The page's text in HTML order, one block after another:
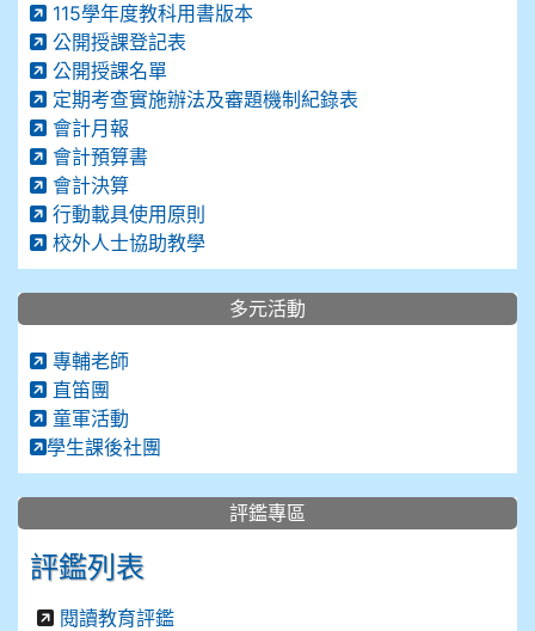
115學年度教科用書版本
公開授課登記表
公開授課名單
定期考查實施辦法及審題機制紀錄表
會計月報
會計預算書
會計決算
行動載具使用原則
校外人士協助教學
多元活動
專輔老師
直笛團
童軍活動
學生課後社團
評鑑專區
評鑑列表
閱讀教育評鑑